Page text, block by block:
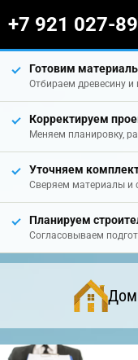
+7 921 027-
Готовим
Отбираем древесину
Корректируем
Меняем планировку,
Уточняем
Сверяем материалы и
Планируем
Согласовываем